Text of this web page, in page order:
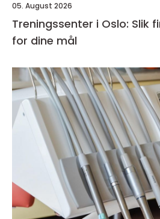
05. August 2026
Treningssenter i Oslo: Slik
for dine mål